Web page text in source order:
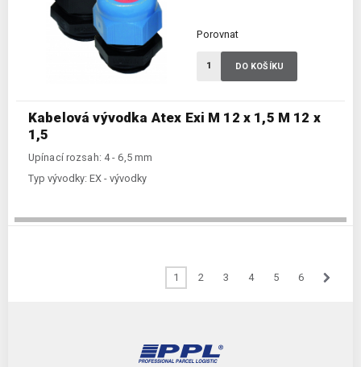
Kabelová vývodka Atex Exi M 12 x 1,5 M 12 x
1,5
Upínací rozsah: 4 - 6,5 mm
Typ vývodky: EX - vývodky
Porovnat
DO KOŠÍKU
1 2 3 4 5 6